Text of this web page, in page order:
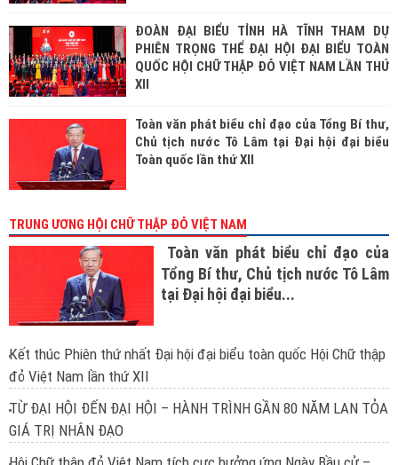
ĐOÀN ĐẠI BIỂU TỈNH HÀ TĨNH THAM DỰ
PHIÊN TRỌNG THỂ ĐẠI HỘI ĐẠI BIỂU TOÀN
QUỐC HỘI CHỮ THẬP ĐỎ VIỆT NAM LẦN THỨ
XII
Toàn văn phát biểu chỉ đạo của Tổng Bí thư,
Chủ tịch nước Tô Lâm tại Đại hội đại biểu
Toàn quốc lần thứ XII
TRUNG ƯƠNG HỘI CHỮ THẬP ĐỎ VIỆT NAM
Toàn văn phát biểu chỉ đạo của
Tổng Bí thư, Chủ tịch nước Tô Lâm
tại Đại hội đại biểu...
Kết thúc Phiên thứ nhất Đại hội đại biểu toàn quốc Hội Chữ thập
đỏ Việt Nam lần thứ XII
TỪ ĐẠI HỘI ĐẾN ĐẠI HỘI – HÀNH TRÌNH GẦN 80 NĂM LAN TỎA
GIÁ TRỊ NHÂN ĐẠO